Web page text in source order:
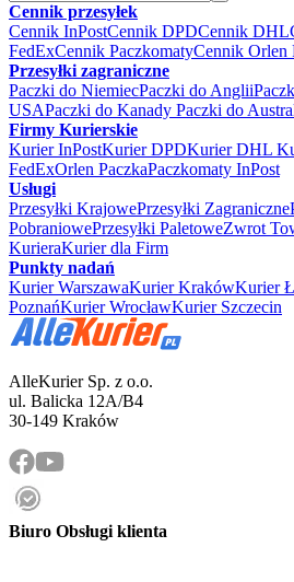
Cennik przesyłek
Cennik InPostCennik DPDCennik DHL
FedExCennik PaczkomatyCennik Orlen
Przesyłki zagraniczne
Paczki do NiemiecPaczki do Anglii
USAPaczki do Kanady Paczki do
Firmy Kurierskie
Kurier InPostKurier DPDKurier DHL
FedExOrlen PaczkaPaczkomaty InPost
Usługi
Przesyłki KrajowePrzesyłki Zagraniczne
PobraniowePrzesyłki PaletoweZwrot
KurieraKurier dla Firm
Punkty nadań
Kurier WarszawaKurier KrakówKurier
PoznańKurier WrocławKurier Szczecin
AlleKurier Sp. z o.o.
ul. Balicka 12A/B4
30-149 Kraków
Biuro Obsługi klienta